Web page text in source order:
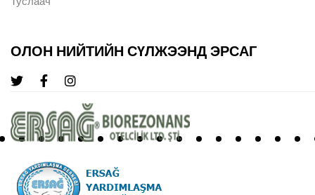
ОЛОН НИЙТИЙН СҮЛЖЭЭНД ЭРСАГ